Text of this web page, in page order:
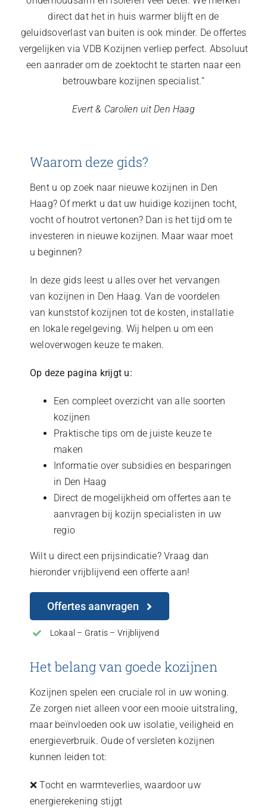
direct dat het in huis warmer blijft en de
geluidsoverlast van buiten is ook minder. De offertes
vergelijken via VDB Kozijnen verliep perfect. Absoluut
een aanrader om de zoektocht te starten naar een
betrouwbare kozijnen specialist.”
Evert & Carolien uit Den Haag
Waarom deze gids?
Bent u op zoek naar nieuwe kozijnen in Den
Haag? Of merkt u dat uw huidige kozijnen tocht,
vocht of houtrot vertonen? Dan is het tijd om te
investeren in nieuwe kozijnen. Maar waar moet
u beginnen?
In deze gids leest u alles over het vervangen
van kozijnen in Den Haag. Van de voordelen
van kunststof kozijnen tot de kosten, installatie
en lokale regelgeving. Wij helpen u om een
weloverwogen keuze te maken.
Op deze pagina krijgt u:
Een compleet overzicht van alle soorten
kozijnen
Praktische tips om de juiste keuze te
maken
Informatie over subsidies en besparingen
in Den Haag
Direct de mogelijkheid om offertes aan te
aanvragen bij kozijn specialisten in uw
regio
Wilt u direct een prijsindicatie? Vraag dan
hieronder vrijblijvend een offerte aan!
Offertes aanvragen
Lokaal – Gratis – Vrijblijvend
Het belang van goede kozijnen
Kozijnen spelen een cruciale rol in uw woning.
Ze zorgen niet alleen voor een mooie uitstraling,
maar beïnvloeden ook uw isolatie, veiligheid en
energieverbruik. Oude of versleten kozijnen
kunnen leiden tot:
❌ Tocht en warmteverlies, waardoor uw
energierekening stijgt